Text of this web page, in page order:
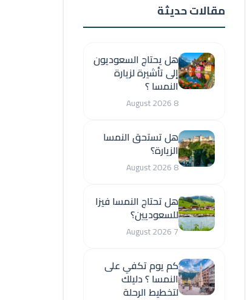
مقالات حديثة
هل يحتاج السعوديون
إلى تأشيرة لزيارة
النمسا ؟
8 August 2026
هل تستحق النمسا
الزيارة؟
8 August 2026
هل تحتاج النمسا فيزا
للسعوديين؟
7 August 2026
كم يوم تكفي على
النمسا ؟ دليلك
لتخطيط الرحلة